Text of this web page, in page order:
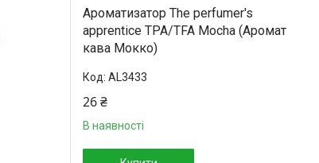
Ароматизатор The perfumer's
apprentice TPA/TFA Mocha (Аромат
кава Мокко)
AL3433
26 ₴
В наявності